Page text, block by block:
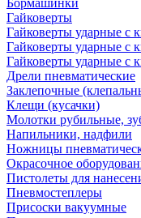
Бормашинки
Гайковерты
Гайковерты ударные с
Гайковерты ударные с
Гайковерты ударные с
Дрели пневматические
Заклепочные
Клещи (кусачки)
Молотки рубильные,
Напильники, надфили
Ножницы
Окрасочное
Пистолеты для
Пневмостеплеры
Присоски вакуумные